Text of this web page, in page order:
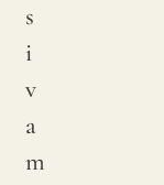
s
i
v
a
m